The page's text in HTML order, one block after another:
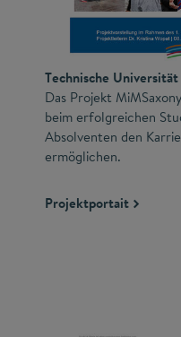
Technische
Das Projekt
beim erfolgreichen
Absolventen den
ermöglichen.
Projektportait